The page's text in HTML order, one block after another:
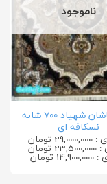
ناموجود
فرش کاشان شهیاد ۷۰۰ شانه
نسکافه ای